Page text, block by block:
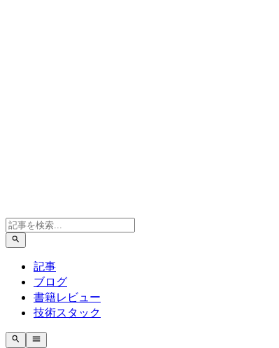
記事
ブログ
書籍レビュー
技術スタック